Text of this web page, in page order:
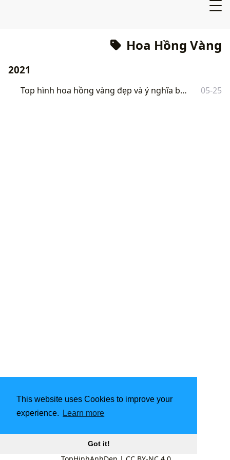
This website uses Cookies to improve your
experience.
Learn more
Got it!
Hoa Hồng Vàng
2021
Top hình hoa hồng vàng đẹp và ý nghĩa bất ngờ của nó 05-25